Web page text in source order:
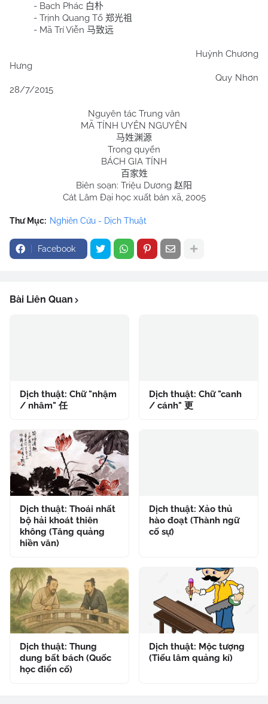
- Bạch Phác 白朴
- Trịnh Quang Tổ 郑光祖
- Mã Trí Viễn 马致远
Huỳnh Chương
Hưng
Quy Nhơn
28/7/2015
Nguyên tác Trung văn
MÃ TÍNH UYÊN NGUYÊN
马姓渊源
Trong quyển
BÁCH GIA TÍNH
百家姓
Biên soạn: Triệu Dương 赵阳
Cát Lâm Đại học xuất bản xã, 2005
Thư Mục: Nghiên Cứu - Dịch Thuật
Facebook
Bài Liên Quan
Dịch thuật: Chữ "nhậm
/ nhâm" 任
Dịch thuật: Chữ "canh
/ cánh" 更
Dịch thuật: Thoái nhất
bộ hải khoát thiên
không (Tăng quảng
hiền văn)
Dịch thuật: Xảo thủ
hào đoạt (Thành ngữ
cố sự)
Dịch thuật: Thung
dung bất bách (Quốc
học điển cố)
Dịch thuật: Mộc tượng
(Tiếu lâm quảng kí)